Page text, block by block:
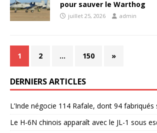
pour sauver le Warthog
juillet 25, 2026 admin
1 2 … 150 »
DERNIERS ARTICLES
L’Inde négocie 114 Rafale, dont 94 fabriqués
Le H-6N chinois apparaît avec le JL-1 sous